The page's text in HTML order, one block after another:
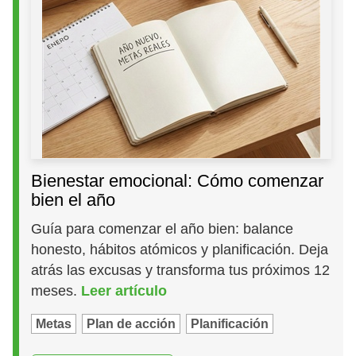
Bienestar emocional: Cómo comenzar
bien el año
Guía para comenzar el año bien: balance
honesto, hábitos atómicos y planificación. Deja
atrás las excusas y transforma tus próximos 12
meses. Leer artículo
Metas Plan de acción Planificación